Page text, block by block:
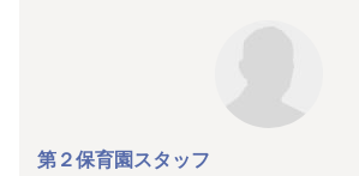
第２保育園スタッフ